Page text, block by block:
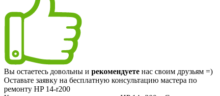
Вы остаетесь довольны и рекомендуете нас своим друзьям =)
Оставьте заявку на бесплатную консультацию мастера по
ремонту HP 14-r200